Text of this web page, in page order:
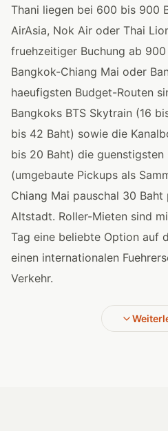
Thani liegen bei 600 bis 900
AirAsia, Nok Air oder Thai
fruehzeitiger Buchung ab
Bangkok-Chiang Mai oder
haeufigsten Budget-Routen
Bangkoks BTS Skytrain (16
bis 42 Baht) sowie die
bis 20 Baht) die
(umgebaute Pickups als
Chiang Mai pauschal 30
Altstadt. Roller-Mieten sind
Tag eine beliebte Option auf
einen internationalen
Verkehr.